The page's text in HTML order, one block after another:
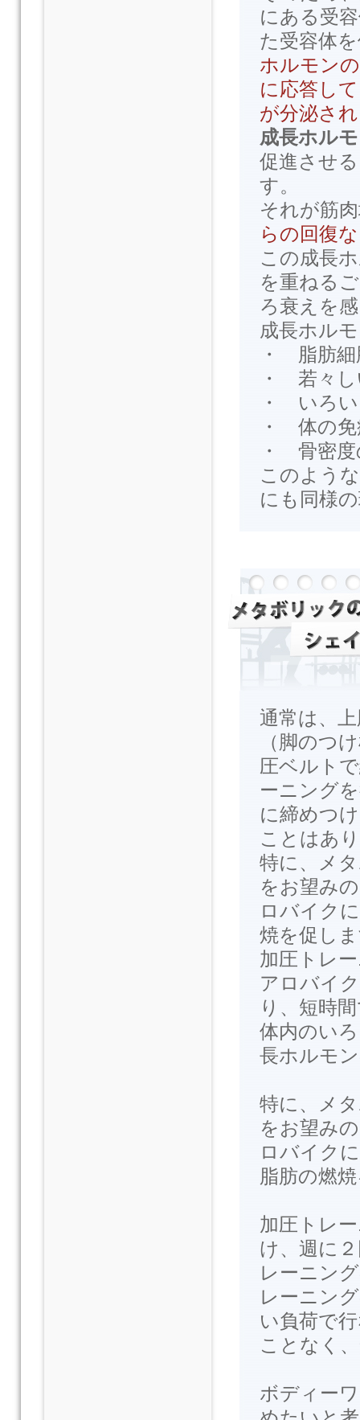
にある受
た受容体
ホルモン
に応答し
が分泌さ
成長ホル
促進させ
す。
それが筋
らの回復
この成長
を重ねる
ろ衰えを
成長ホル
・ 脂肪細
・ 若々し
・ いろい
・ 体の免
・ 骨密度
このよう
にも同様
通常は、
（脚のつ
圧ベルト
ーニング
に締めつ
ことはあ
特に、メ
をお望み
ロバイク
焼を促し
加圧トレ
アロバイ
り、短時
体内のい
長ホルモ
特に、メ
をお望み
ロバイク
脂肪の燃
加圧トレ
け、週に
レーニン
レーニン
い負荷で
ことなく
ボディー